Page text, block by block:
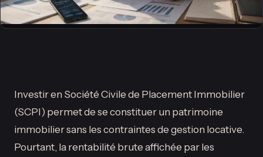
Investir en Société Civile de Placement Immobilier
(SCPI) permet de se constituer un patrimoine
immobilier sans les contraintes de gestion locative.
Pourtant, la rentabilité brute affichée par les